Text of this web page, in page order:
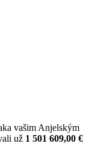
vašim Anjelským
už 1 501 609,00 €